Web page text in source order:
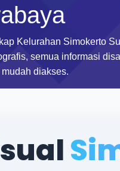
Kelurahan Simokerto
semua informasi
diakses.